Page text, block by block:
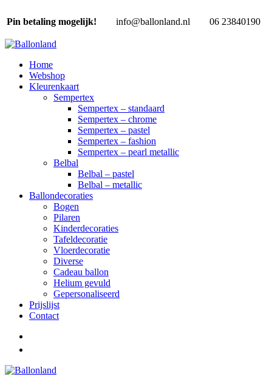
Pin betaling mogelijk! info@ballonland.nl 06 23840190
Home
Webshop
Kleurenkaart
Sempertex
Sempertex – standaard
Sempertex – chrome
Sempertex – pastel
Sempertex – fashion
Sempertex – pearl metallic
Belbal
Belbal – pastel
Belbal – metallic
Ballondecoraties
Bogen
Pilaren
Kinderdecoraties
Tafeldecoratie
Vloerdecoratie
Diverse
Cadeau ballon
Helium gevuld
Gepersonaliseerd
Prijslijst
Contact